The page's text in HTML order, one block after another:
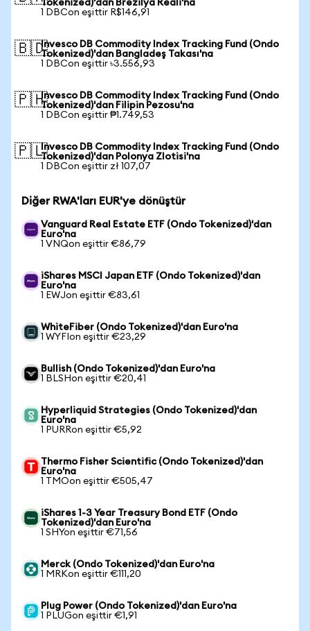
Tokenized)'dan Brezilya Reali'na
1 DBCon eşittir R$146,91
🇧🇩Invesco DB Commodity Index Tracking Fund (Ondo
Tokenized)'dan Bangladeş Takası'na
1 DBCon eşittir ৳3.556,93
🇵🇭Invesco DB Commodity Index Tracking Fund (Ondo
Tokenized)'dan Filipin Pezosu'na
1 DBCon eşittir ₱1.749,53
🇵🇱Invesco DB Commodity Index Tracking Fund (Ondo
Tokenized)'dan Polonya Zlotisi'na
1 DBCon eşittir zł 107,07
Diğer RWA'ları EUR'ye dönüştür
Vanguard Real Estate ETF (Ondo Tokenized)'dan
Euro'na
1 VNQon eşittir €86,79
iShares MSCI Japan ETF (Ondo Tokenized)'dan
Euro'na
1 EWJon eşittir €83,61
WhiteFiber (Ondo Tokenized)'dan Euro'na
1 WYFIon eşittir €23,29
Bullish (Ondo Tokenized)'dan Euro'na
1 BLSHon eşittir €20,41
Hyperliquid Strategies (Ondo Tokenized)'dan
Euro'na
1 PURRon eşittir €5,92
Thermo Fisher Scientific (Ondo Tokenized)'dan
Euro'na
1 TMOon eşittir €505,47
iShares 1-3 Year Treasury Bond ETF (Ondo
Tokenized)'dan Euro'na
1 SHYon eşittir €71,56
Merck (Ondo Tokenized)'dan Euro'na
1 MRKon eşittir €111,20
Plug Power (Ondo Tokenized)'dan Euro'na
1 PLUGon eşittir €1,91